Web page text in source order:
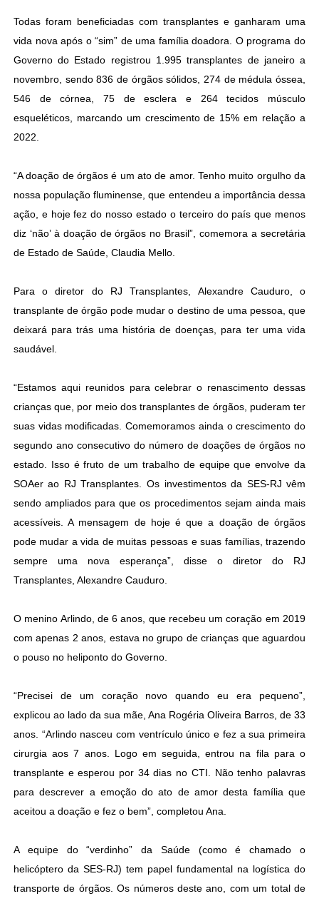
Todas foram beneficiadas com transplantes e ganharam uma
vida nova após o “sim” de uma família doadora. O programa do
Governo do Estado registrou 1.995 transplantes de janeiro a
novembro, sendo 836 de órgãos sólidos, 274 de médula óssea,
546 de córnea, 75 de esclera e 264 tecidos músculo
esqueléticos, marcando um crescimento de 15% em relação a
2022.
“A doação de órgãos é um ato de amor. Tenho muito orgulho da
nossa população fluminense, que entendeu a importância dessa
ação, e hoje fez do nosso estado o terceiro do país que menos
diz ‘não’ à doação de órgãos no Brasil”, comemora a secretária
de Estado de Saúde, Claudia Mello.
Para o diretor do RJ Transplantes, Alexandre Cauduro, o
transplante de órgão pode mudar o destino de uma pessoa, que
deixará para trás uma história de doenças, para ter uma vida
saudável.
“Estamos aqui reunidos para celebrar o renascimento dessas
crianças que, por meio dos transplantes de órgãos, puderam ter
suas vidas modificadas. Comemoramos ainda o crescimento do
segundo ano consecutivo do número de doações de órgãos no
estado. Isso é fruto de um trabalho de equipe que envolve da
SOAer ao RJ Transplantes. Os investimentos da SES-RJ vêm
sendo ampliados para que os procedimentos sejam ainda mais
acessíveis. A mensagem de hoje é que a doação de órgãos
pode mudar a vida de muitas pessoas e suas famílias, trazendo
sempre uma nova esperança”, disse o diretor do RJ
Transplantes, Alexandre Cauduro.
O menino Arlindo, de 6 anos, que recebeu um coração em 2019
com apenas 2 anos, estava no grupo de crianças que aguardou
o pouso no heliponto do Governo.
“Precisei de um coração novo quando eu era pequeno”,
explicou ao lado da sua mãe, Ana Rogéria Oliveira Barros, de 33
anos. “Arlindo nasceu com ventrículo único e fez a sua primeira
cirurgia aos 7 anos. Logo em seguida, entrou na fila para o
transplante e esperou por 34 dias no CTI. Não tenho palavras
para descrever a emoção do ato de amor desta família que
aceitou a doação e fez o bem”, completou Ana.
A equipe do “verdinho” da Saúde (como é chamado o
helicóptero da SES-RJ) tem papel fundamental na logística do
transporte de órgãos. Os números deste ano, com um total de